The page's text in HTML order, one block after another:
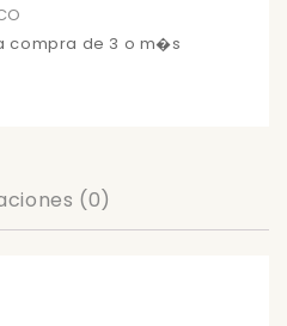
compra de 3 o m�s
(0)